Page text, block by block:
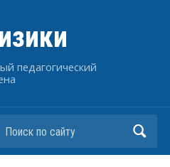
педагогический
Поиск по сайту